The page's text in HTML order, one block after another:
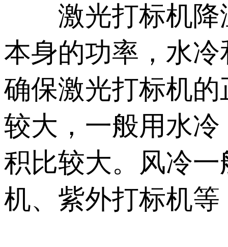
激光打标机降
本身的功率，水
确保激光打标机
较大，一般用水
积比较大。风冷
机、紫外打标机